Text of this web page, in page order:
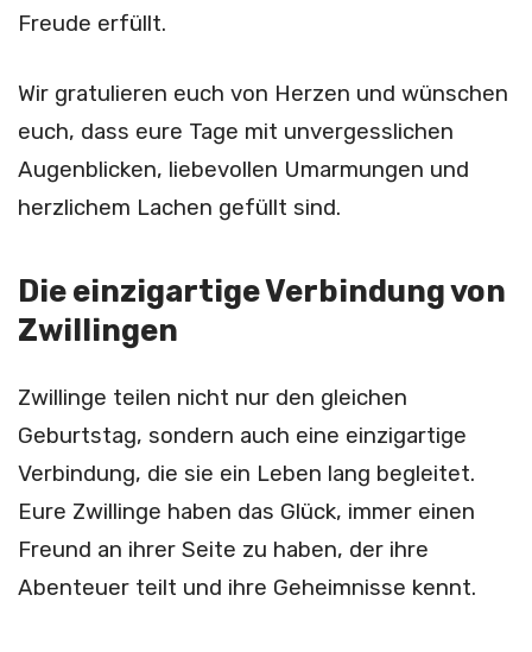
Freude erfüllt.
Wir gratulieren euch von Herzen und wünschen
euch, dass eure Tage mit unvergesslichen
Augenblicken, liebevollen Umarmungen und
herzlichem Lachen gefüllt sind.
Die einzigartige Verbindung von
Zwillingen
Zwillinge teilen nicht nur den gleichen
Geburtstag, sondern auch eine einzigartige
Verbindung, die sie ein Leben lang begleitet.
Eure Zwillinge haben das Glück, immer einen
Freund an ihrer Seite zu haben, der ihre
Abenteuer teilt und ihre Geheimnisse kennt.